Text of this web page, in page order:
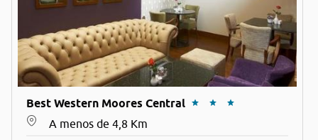
Best Western Moores Central
A menos de 4,8 Km